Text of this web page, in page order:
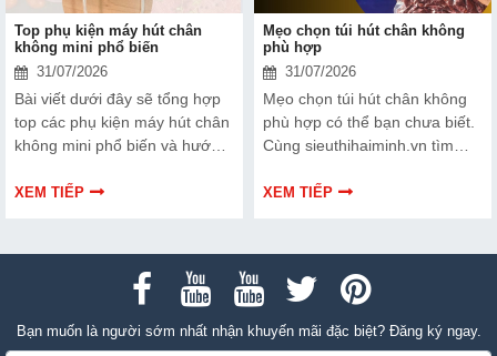
Top phụ kiện máy hút chân
không mini phổ biến
31/07/2026
Bài viết dưới đây sẽ tổng hợp
top các phụ kiện máy hút chân
không mini phổ biến và hướng
chuẩn kỹ thuật ngay tại nhà.
XEM TIẾP
Mẹo chọn túi hút chân không
phù hợp
31/07/2026
Mẹo chọn túi hút chân không
phù hợp có thể bạn chưa biết.
Cùng sieuthihaiminh.vn tìm
thông tin bài viết dưới đây nhé!
XEM TIẾP
Bạn muốn là người sớm nhất nhận khuyến mãi đặc biệt? Đăng ký ngay.